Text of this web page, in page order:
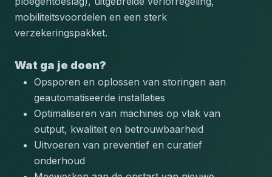
mobiliteitsvoordelen en een sterk
verzekeringspakket.
Wat ga je doen?
Opsporen en oplossen van storingen aan
geautomatiseerde installaties
Optimaliseren van machines op vlak van
output, kwaliteit en betrouwbaarheid
Uitvoeren van preventief en curatief
onderhoud